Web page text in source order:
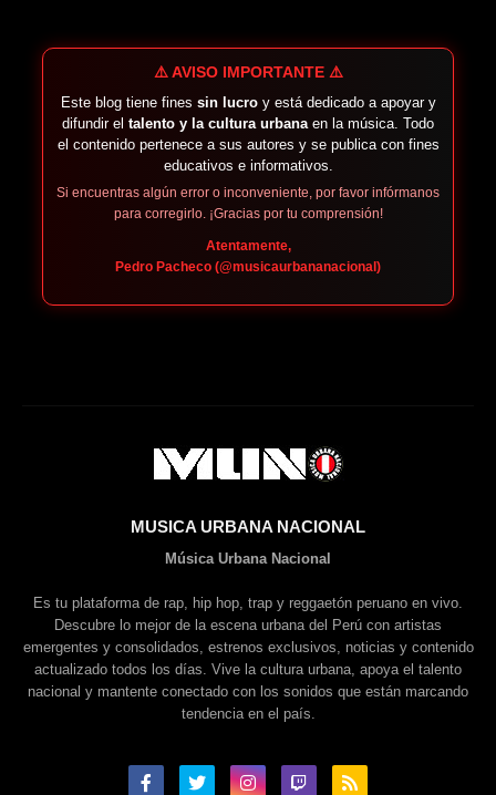
⚠️ AVISO IMPORTANTE ⚠️
Este blog tiene fines sin lucroy está dedicado a apoyar y
difundir el talento y la cultura urbanaen la música. Todo
el contenido pertenece a sus autores y se publica con fines
educativos e informativos.
Si encuentras algún error o inconveniente, por favor infórmanos
para corregirlo. ¡Gracias por tu comprensión!
Atentamente,
Pedro Pacheco (@musicaurbananacional)
MUSICA URBANA NACIONAL
Música Urbana Nacional
Es tu plataforma de rap, hip hop, trap y reggaetón peruano en vivo.
Descubre lo mejor de la escena urbana del Perú con artistas
emergentes y consolidados, estrenos exclusivos, noticias y contenido
actualizado todos los días. Vive la cultura urbana, apoya el talento
nacional y mantente conectado con los sonidos que están marcando
tendencia en el país.